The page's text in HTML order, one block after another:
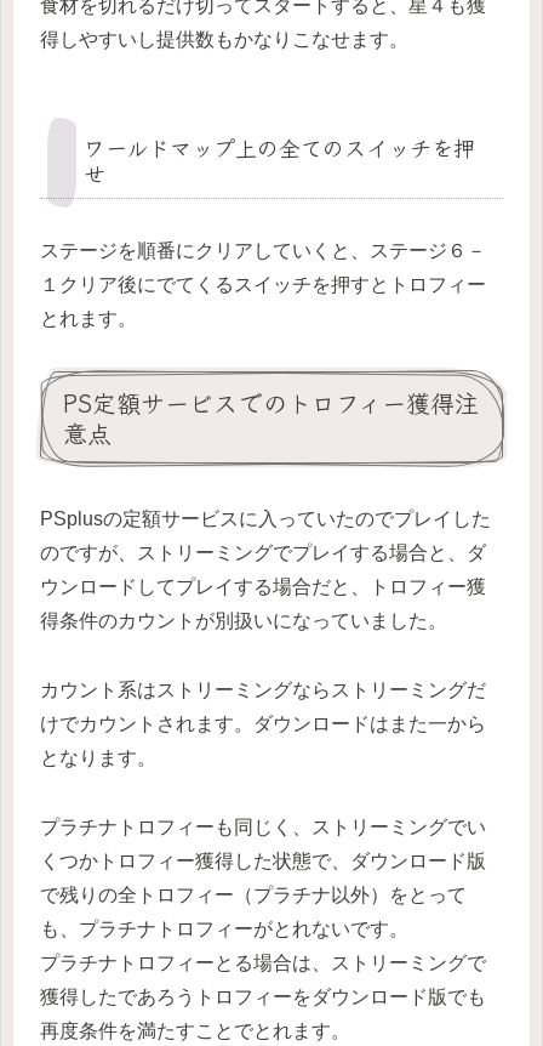
食材を切れるだけ切ってスタートすると、星４も獲
得しやすいし提供数もかなりこなせます。
ワールドマップ上の全てのスイッチを押
せ
ステージを順番にクリアしていくと、ステージ６－
１クリア後にでてくるスイッチを押すとトロフィー
とれます。
PS定額サービスでのトロフィー獲得注
意点
PSplusの定額サービスに入っていたのでプレイした
のですが、ストリーミングでプレイする場合と、ダ
ウンロードしてプレイする場合だと、トロフィー獲
得条件のカウントが別扱いになっていました。
カウント系はストリーミングならストリーミングだ
けでカウントされます。ダウンロードはまた一から
となります。
プラチナトロフィーも同じく、ストリーミングでい
くつかトロフィー獲得した状態で、ダウンロード版
で残りの全トロフィー（プラチナ以外）をとって
も、プラチナトロフィーがとれないです。
プラチナトロフィーとる場合は、ストリーミングで
獲得したであろうトロフィーをダウンロード版でも
再度条件を満たすことでとれます。